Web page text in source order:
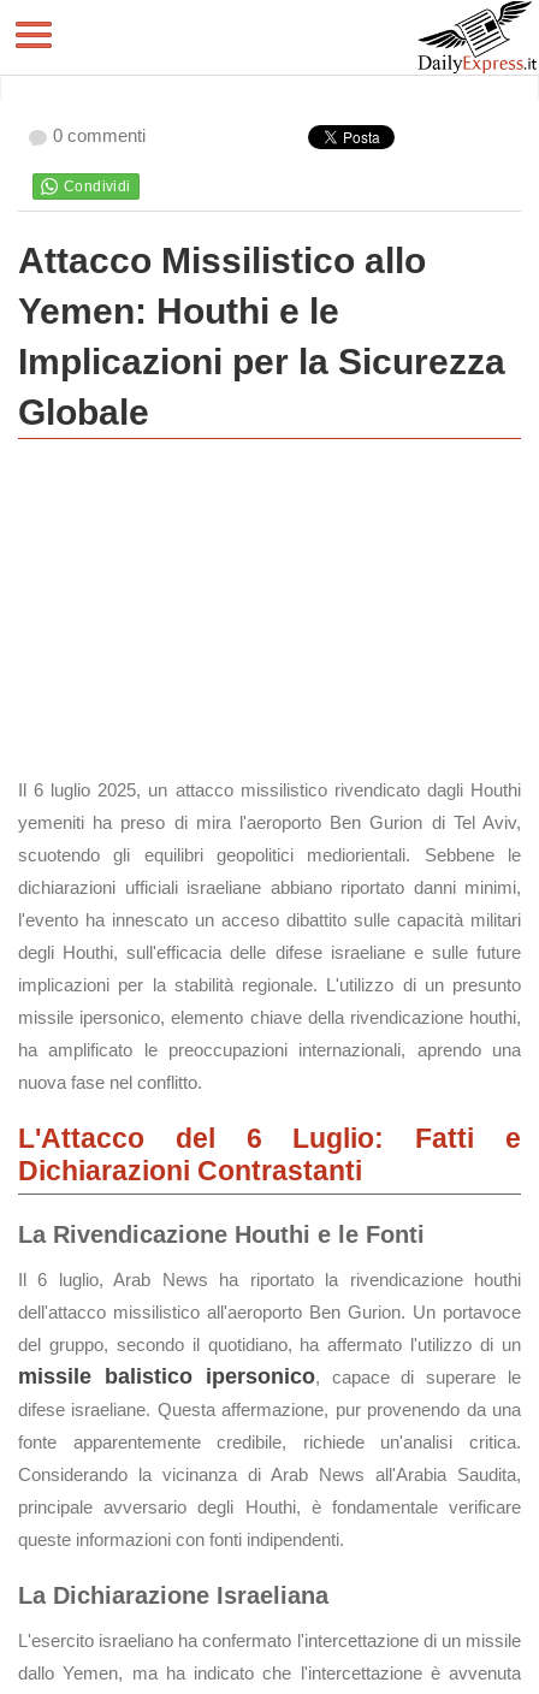
0 commenti
Attacco Missilistico allo
Yemen: Houthi e le
Implicazioni per la Sicurezza
Globale
Il 6 luglio 2025, un attacco missilistico rivendicato dagli Houthi
yemeniti ha preso di mira l'aeroporto Ben Gurion di Tel Aviv,
scuotendo gli equilibri geopolitici mediorientali. Sebbene le
dichiarazioni ufficiali israeliane abbiano riportato danni minimi,
l'evento ha innescato un acceso dibattito sulle capacità militari
degli Houthi, sull'efficacia delle difese israeliane e sulle future
implicazioni per la stabilità regionale. L'utilizzo di un presunto
missile ipersonico, elemento chiave della rivendicazione houthi,
ha amplificato le preoccupazioni internazionali, aprendo una
nuova fase nel conflitto.
L'Attacco del 6 Luglio: Fatti e
Dichiarazioni Contrastanti
La Rivendicazione Houthi e le Fonti
Il 6 luglio, Arab News ha riportato la rivendicazione houthi
dell'attacco missilistico all'aeroporto Ben Gurion. Un portavoce
del gruppo, secondo il quotidiano, ha affermato l'utilizzo di un
missile balistico ipersonico, capace di superare le
difese israeliane. Questa affermazione, pur provenendo da una
fonte apparentemente credibile, richiede un'analisi critica.
Considerando la vicinanza di Arab News all'Arabia Saudita,
principale avversario degli Houthi, è fondamentale verificare
queste informazioni con fonti indipendenti.
La Dichiarazione Israeliana
L'esercito israeliano ha confermato l'intercettazione di un missile
dallo Yemen, ma ha indicato che l'intercettazione è avvenuta